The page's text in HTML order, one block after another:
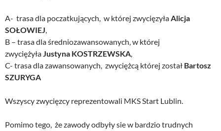
A- trasa dla poczatkujących, w której zwycięzyłaAlicja
SOŁOWIEJ,
B – trasa dla średniozawansowanych, w której
zwyciężyłaJustyna KOSTRZEWSKA,
C- trasa dla zawansowanych, zwyciężcą której został Bartosz
SZURYGA
Wszyscy zwycięzcy reprezentowali MKS Start Lublin.
Pomimo tego, że zawody odbyły sie w bardzio trudnych